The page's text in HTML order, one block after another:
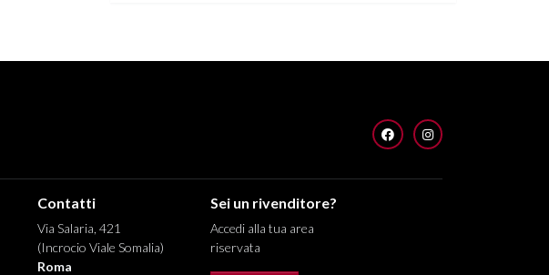
FACEBOOKINSTAGRAM
Contatti
Via Salaria, 421
(Incrocio Viale Somalia)
Roma
Sei un rivenditore?
Accedi alla tua area
riservata